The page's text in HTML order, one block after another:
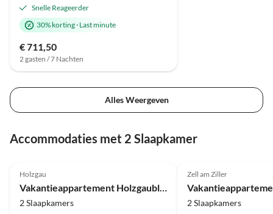
Snelle Reageerder
30% korting· Last minute
€ 711,50
2 gasten / 7 Nachten
Alles Weergeven
Accommodaties met 2 Slaapkamer
Holzgau
Vakantieappartement Holzgaublick Haus Dietmar
2 Slaapkamers
Zell am Ziller
2 Slaapkamers